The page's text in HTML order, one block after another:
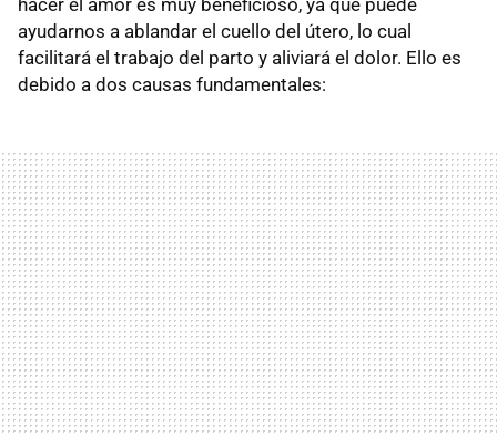
ayudarnos a ablandar el cuello del útero, lo cual
facilitará el trabajo del parto y aliviará el dolor. Ello es
debido a dos causas fundamentales: